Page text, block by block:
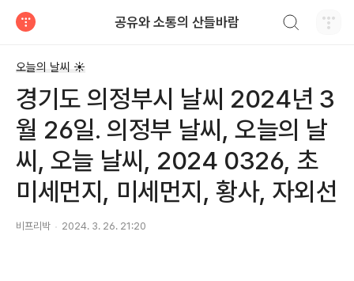
공유와 소통의 산들바람
오늘의 날씨 ☀
경기도 의정부시 날씨 2024년 3
월 26일. 의정부 날씨, 오늘의 날
씨, 오늘 날씨, 2024 0326, 초
미세먼지, 미세먼지, 황사, 자외선
비프리박 2024. 3. 26. 21:20